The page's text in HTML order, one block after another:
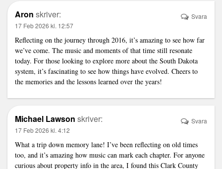
Aron skriver:
17 Feb 2026 kl. 12:57
Reflecting on the journey through 2016, it’s amazing to see how far
we’ve come. The music and moments of that time still resonate
today. For those looking to explore more about the South Dakota
system, it’s fascinating to see how things have evolved. Cheers to
the memories and the lessons learned over the years!
Svara
Michael Lawson skriver:
17 Feb 2026 kl. 4:12
What a trip down memory lane! I’ve been reflecting on old times
too, and it’s amazing how music can mark each chapter. For anyone
curious about property info in the area, I found this Clark County
Svara